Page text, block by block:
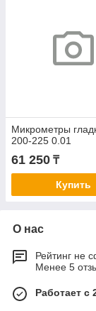
Микрометры
200-225 0.01
61 250 ₸
Купить
О нас
Рейтинг не
Менее 5
Работает с